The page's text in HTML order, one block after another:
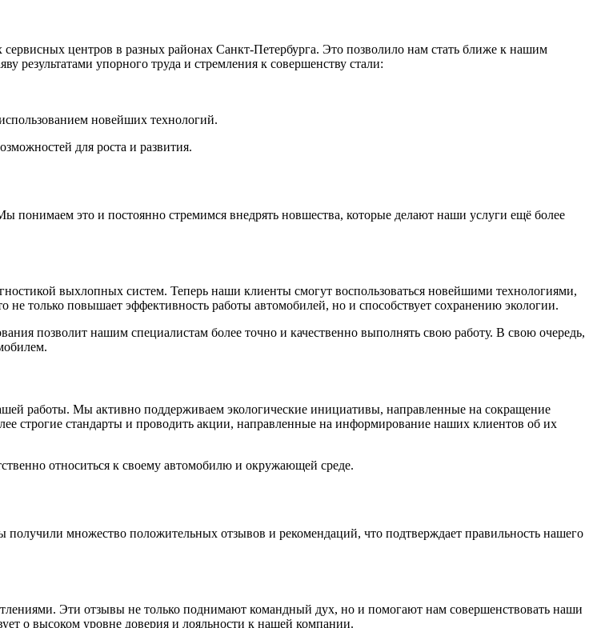
центров в разных районах Санкт-Петербурга. Это позволило нам стать ближе к нашим
результатами упорного труда и стремления к совершенству стали:
новейших технологий.
для роста и развития.
это и постоянно стремимся внедрять новшества, которые делают наши услуги ещё более
выхлопных систем. Теперь наши клиенты смогут воспользоваться новейшими технологиями,
только повышает эффективность работы автомобилей, но и способствует сохранению экологии.
позволит нашим специалистам более точно и качественно выполнять свою работу. В свою очередь,
работы. Мы активно поддерживаем экологические инициативы, направленные на сокращение
строгие стандарты и проводить акции, направленные на информирование наших клиентов об их
относиться к своему автомобилю и окружающей среде.
множество положительных отзывов и рекомендаций, что подтверждает правильность нашего
Эти отзывы не только поднимают командный дух, но и помогают нам совершенствовать наши
о высоком уровне доверия и лояльности к нашей компании.